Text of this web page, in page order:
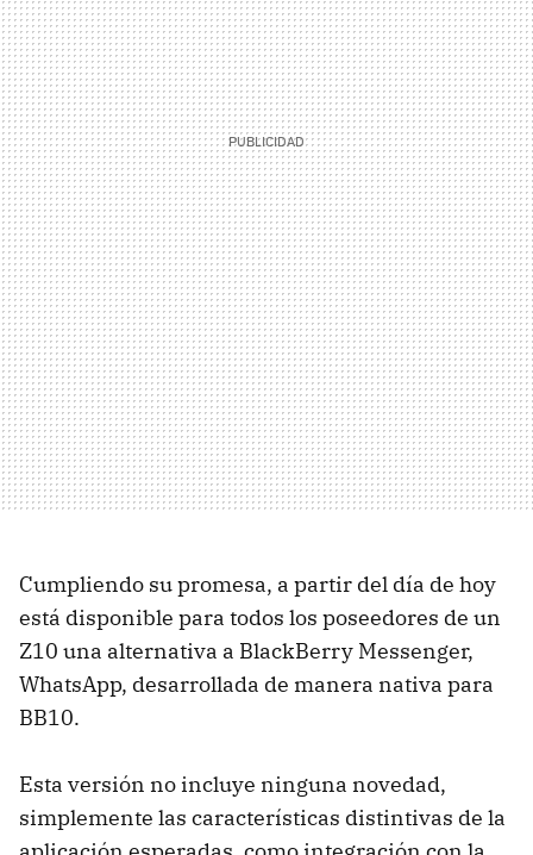
Cumpliendo su promesa, a partir del día de hoy
está disponible para todos los poseedores de un
Z10 una alternativa a BlackBerry Messenger,
WhatsApp, desarrollada de manera nativa para
BB10.
Esta versión no incluye ninguna novedad,
simplemente las características distintivas de la